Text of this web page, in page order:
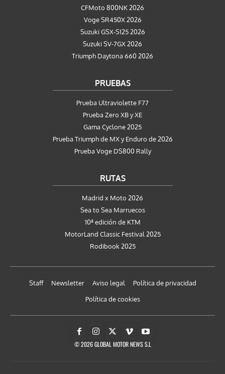
CFMoto 800NK 2026
Voge SR450X 2026
Suzuki GSX-S125 2026
Suzuki SV-7GX 2026
Triumph Daytona 660 2026
PRUEBAS
Prueba Ultraviolette F77
Prueba Zero XB y XE
Gama Cyclone 2025
Prueba Triumph de MX y Enduro de 2026
Prueba Voge DS800 Rally
RUTAS
Madrid x Moto 2026
Sea to Sea Marruecos
10ª edición de KTM
MotorLand Classic Festival 2025
Rodibook 2025
Staff Newsletter Aviso legal
Política de privacidad
Política de cookies
© 2026 GLOBAL MOTOR NEWS S.L